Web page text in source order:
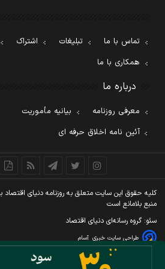
تماس با ما تبلیغات اشتراک
همکاری با ما
درباره ما
معرفی روزنامه
بیانیه مأموریت
آئین نامه اخلاق حرفه ای
کليه حقوق اين سايت متعلق به روزنامه دنيای اقتصاد
منبع بلامانع است
سئو: گروه رسانه‌ای دنیای اقتصاد
طراحی سایت خبری آسام